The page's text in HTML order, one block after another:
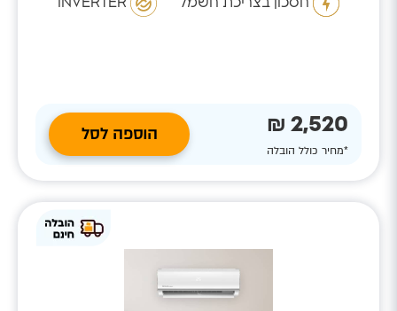
2,520 ₪
*מחיר כולל הובלה
הוספה לסל